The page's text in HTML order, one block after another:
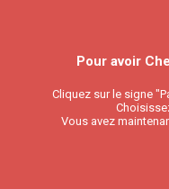
Pour avoir
Cliquez sur le signe
Vous avez